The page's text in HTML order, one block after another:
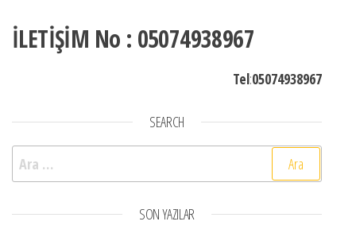
İLETİŞİM No : 05074938967
Tel:05074938967
SEARCH
Arama:
SON YAZILAR